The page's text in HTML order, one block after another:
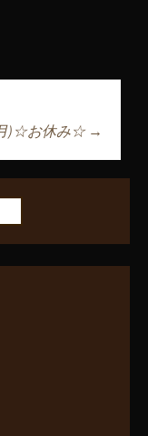
ショ
)☆お休み☆ →